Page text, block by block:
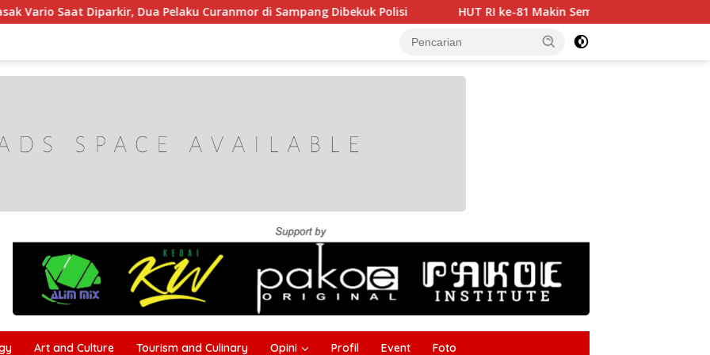
Dua Pelaku Curanmor di Sampang Dibekuk Polisi HUT RI ke-81 Makin Semarak, Dharma Wanita Cabdin Pendidikan
Art and Culture Tourism and Culinary Opini Profil Event Foto